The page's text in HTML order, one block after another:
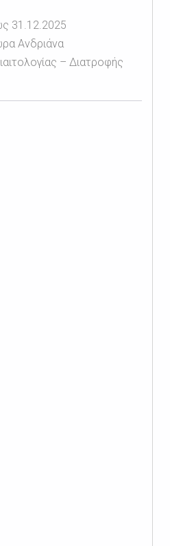
31.12.2025
Ανδριάνα
– Διατροφής